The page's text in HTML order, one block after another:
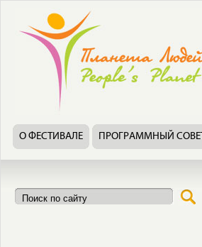
О ФЕСТИВАЛЕ ПРОГРАММНЫЙ